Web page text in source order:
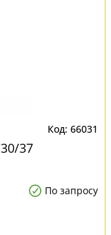
66031
37
По запросу